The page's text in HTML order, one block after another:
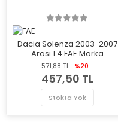
Dacia Solenza 2003-2007
Arası 1.4 FAE Marka
Termostat
571,88 TL %20
457,50 TL
Stokta Yok